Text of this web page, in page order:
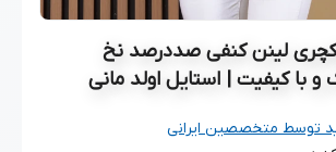
لینن کنفی صددرصد نخ
و با کیفیت | استایل اولد مانی
توسط متخصصین ایرانی